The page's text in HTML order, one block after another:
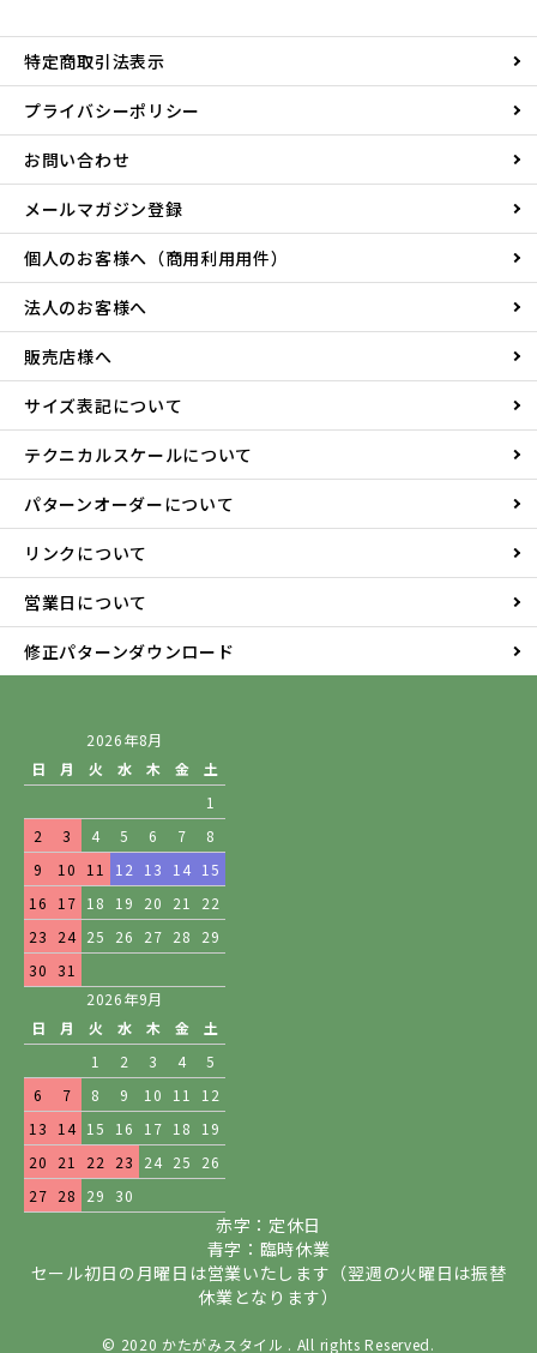
特定商取引法表示
プライバシーポリシー
お問い合わせ
メールマガジン登録
個人のお客様へ（商用利用用件）
法人のお客様へ
販売店様へ
サイズ表記について
テクニカルスケールについて
パターンオーダーについて
リンクについて
営業日について
修正パターンダウンロード
2026年8月
日
月 火 水 木 金
土
1
2
3 4 5 6 7
8
9
10 11 12 13 14 15
16
17 18 19 20 21
22
23
24 25 26 27 28
29
30
31
2026年9月
日
月 火 水 木 金
土
1
2 3 4
5
6
7 8 9 10 11
12
13
14 15 16 17 18
19
20
21 22 23 24 25
26
27 28 29 30
赤字：定休日
青字：臨時休業
セール初日の月曜日は営業いたします（翌週の火曜日は振替
休業となります）
© 2020 かたがみスタイル . All rights Reserved.